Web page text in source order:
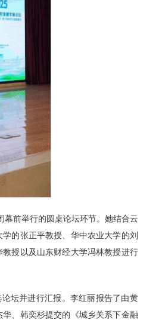
幕前举行的圆桌论坛环节。她结合云
的张正平教授、华中农业大学的刘
授以及山东财经大学冯林教授进行
坛并进行汇报。李红丽报告了由黄
、韩奕杉提交的《城乡关系下金融